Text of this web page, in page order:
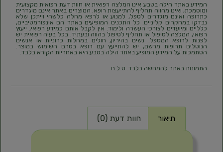
המידע באתר הילה בטבע אינו המלצה רפואית או חוות דעת רפואית מקצועית
ומוסמכת, ואינו מהווה תחליף להתייעצות רופא. המוצרים באתר אינם מוגדרים
כתרופה ואינם מוגדרים לטפל, למנוע או לרפא מחלה כלשהי וייתכן שלא
נבדקו במחקרים קליניים. כל התכנים המופיעים באתר הם אינפורמטיביים,
כלליים ומיועדים לצורכי העשרה ולימוד. אין לקבל אותם כמידע רפואי, ייעוץ
רפואי, המלצה לטיפול או תחליף לטיפול בהווה ובעתיד. בכל בעיה רפואית יש
לפנות לרופא המטפל. נשים בהיריון, חולים במחלות כרוניות או אנשים
הנוטלים תרופות מרשם, יש להתייעץ עם רופא בטרם השימוש במוצר.
הסתמכות על המידע המופיע באתר הילה בטבע היא באחריות הקורא בלבד.
התמונות באתר להמחשה בלבד. ט.ל.ח
תיאור חוות דעת (0)